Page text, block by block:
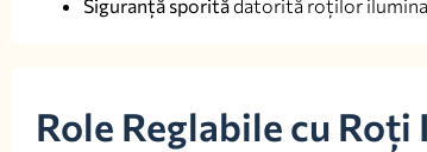
Siguranță sporită datorită roților
Role Reglabile cu